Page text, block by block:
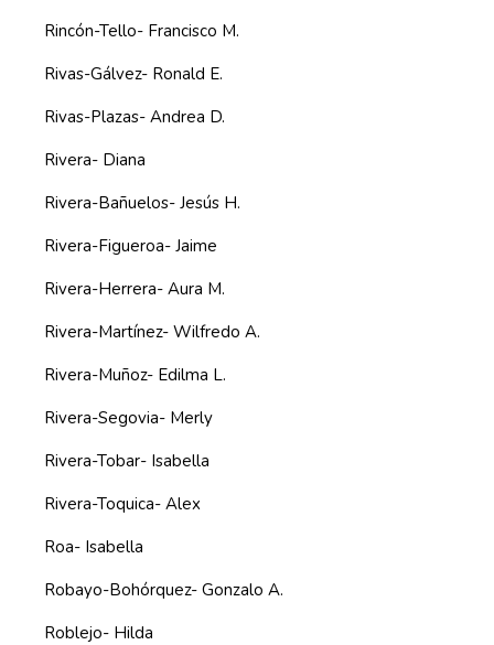
Rincón-Tello- Francisco M.
Rivas-Gálvez- Ronald E.
Rivas-Plazas- Andrea D.
Rivera- Diana
Rivera-Bañuelos- Jesús H.
Rivera-Figueroa- Jaime
Rivera-Herrera- Aura M.
Rivera-Martínez- Wilfredo A.
Rivera-Muñoz- Edilma L.
Rivera-Segovia- Merly
Rivera-Tobar- Isabella
Rivera-Toquica- Alex
Roa- Isabella
Robayo-Bohórquez- Gonzalo A.
Roblejo- Hilda